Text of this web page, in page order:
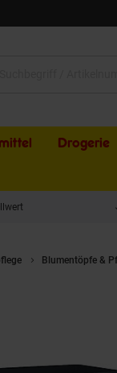
Drogerie
Blumentöpfe &